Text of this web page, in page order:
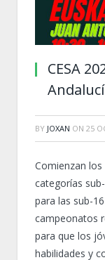
CESA
BY JOXAN ON 25
Comienzan
categorías
para las sub-
campeonatos
para que los
habilidades y